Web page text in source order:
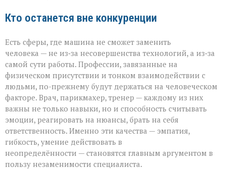
Кто останется вне конкуренции
Есть сферы, где машина не сможет заменить
человека — не из‑за несовершенства технологий, а из‑за
самой сути работы. Профессии, завязанные на
физическом присутствии и тонком взаимодействии с
людьми, по-прежнему будут держаться на человеческом
факторе. Врач, парикмахер, тренер — каждому из них
важны не только навыки, но и способность считывать
эмоции, реагировать на нюансы, брать на себя
ответственность. Именно эти качества — эмпатия,
гибкость, умение действовать в
неопределённости — становятся главным аргументом в
пользу незаменимости специалиста.